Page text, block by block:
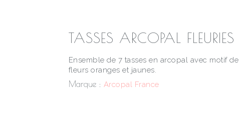
TASSES ARCOPAL FLEURIES
Ensemble de 7 tasses en arcopal avec motif de
fleurs oranges et jaunes.
Marque : Arcopal France